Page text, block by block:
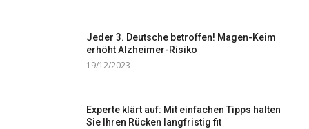
Jeder 3. Deutsche betroffen! Magen-Keim
erhöht Alzheimer-Risiko
19/12/2023
Experte klärt auf: Mit einfachen Tipps halten
Sie Ihren Rücken langfristig fit